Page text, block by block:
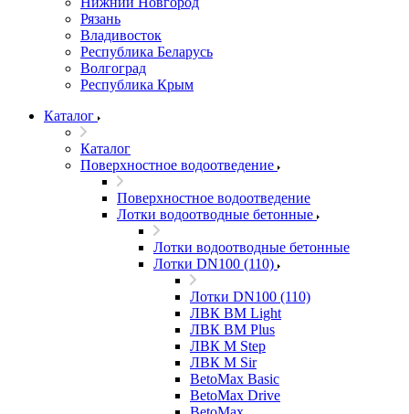
Рязань
Владивосток
Республика Беларусь
Волгоград
Республика Крым
Каталог
Каталог
Поверхностное водоотведение
Поверхностное водоотведение
Лотки водоотводные бетонные
Лотки водоотводные бетонные
Лотки DN100 (110)
Лотки DN100 (110)
ЛВК ВМ Light
ЛВК ВМ Plus
ЛВК М Step
ЛВК М Sir
BetoMax Basic
BetoMax Drive